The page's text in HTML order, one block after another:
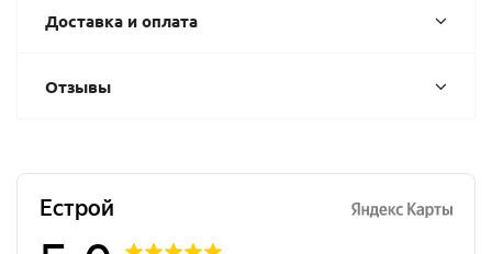
Доставка и оплата
Отзывы